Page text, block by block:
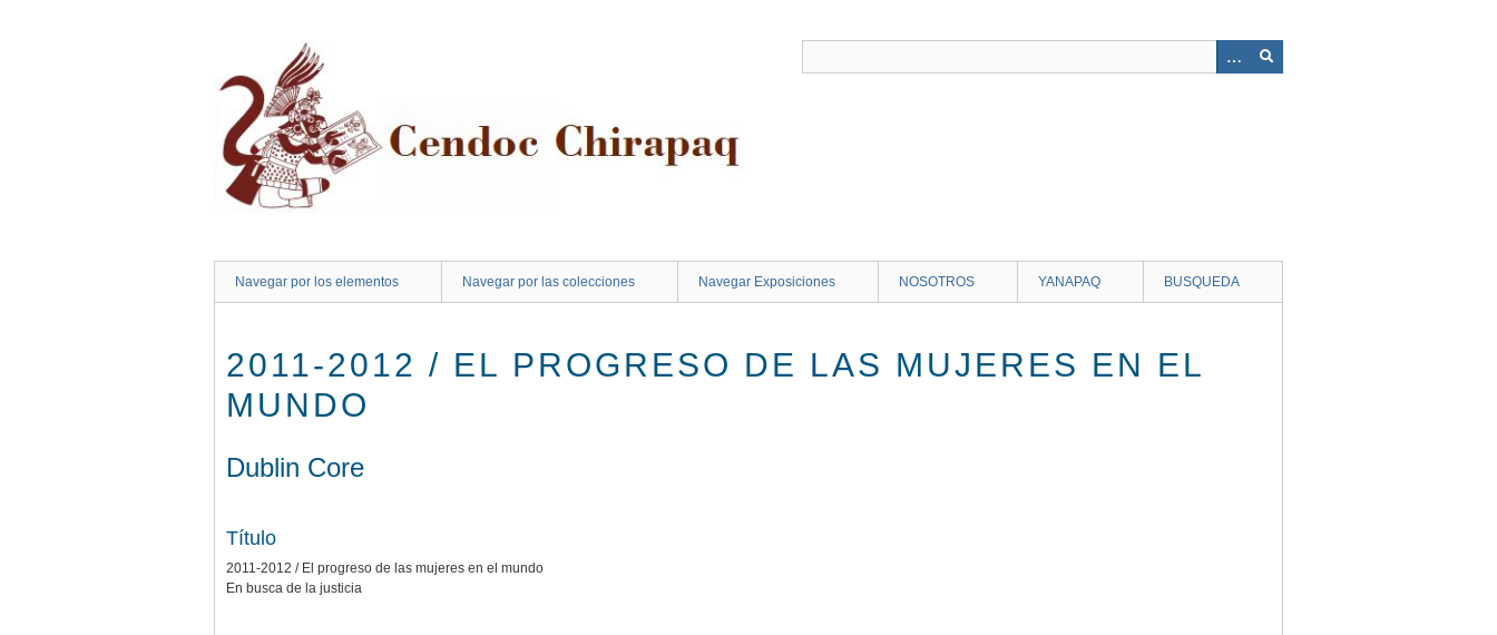
Navegar por los elementos Navegar por las colecciones Navegar Exposiciones NOSOTROS YANAPAQ BUSQUEDA
2011-2012 / EL PROGRESO DE LAS MUJERES EN EL
MUNDO
Dublin Core
Título
2011-2012 / El progreso de las mujeres en el mundo
En busca de la justicia